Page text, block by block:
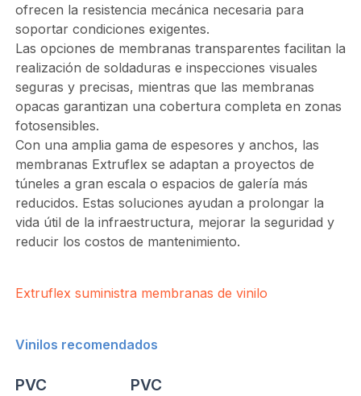
ofrecen la resistencia mecánica necesaria para
soportar condiciones exigentes.
Las opciones de membranas transparentes facilitan la
realización de soldaduras e inspecciones visuales
seguras y precisas, mientras que las membranas
opacas garantizan una cobertura completa en zonas
fotosensibles.
Con una amplia gama de espesores y anchos, las
membranas Extruflex se adaptan a proyectos de
túneles a gran escala o espacios de galería más
reducidos. Estas soluciones ayudan a prolongar la
vida útil de la infraestructura, mejorar la seguridad y
reducir los costos de mantenimiento.
Extruflex suministra membranas de vinilo
Vinilos recomendados
PVC
PVC